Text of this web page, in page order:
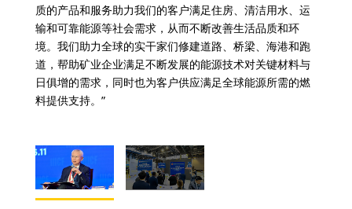
质的产品和服务助力我们的客户满足住房、清洁用水、运
输和可靠能源等社会需求，从而不断改善生活品质和环
境。我们助力全球的实干家们修建道路、桥梁、海港和跑
道，帮助矿业企业满足不断发展的能源技术对关键材料与
日俱增的需求，同时也为客户供应满足全球能源所需的燃
料提供支持。”